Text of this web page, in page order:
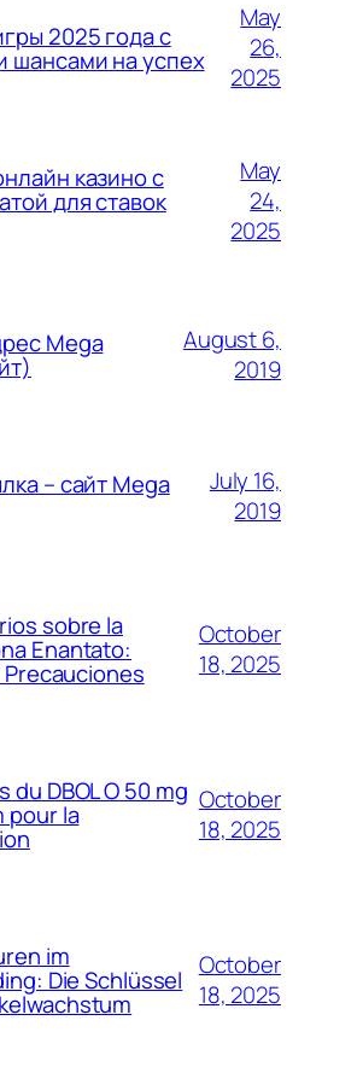
2025 года с
шансами на успех
May
26,
2025
казино с
для ставок
May
24,
2025
Mega
August 6,
2019
– сайт Mega
July 16,
2019
sobre la
Enantato:
Precauciones
October
18, 2025
du DBOL O 50 mg
pour la
October
18, 2025
im
Die Schlüssel October
18, 2025